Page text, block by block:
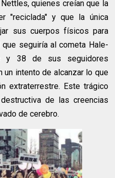
quienes creían que la
"reciclada" y que la única
sus cuerpos físicos para
seguiría al cometa Hale-
y 38 de sus seguidores
intento de alcanzar lo que
extraterrestre. Este trágico
de las creencias
de cerebro.